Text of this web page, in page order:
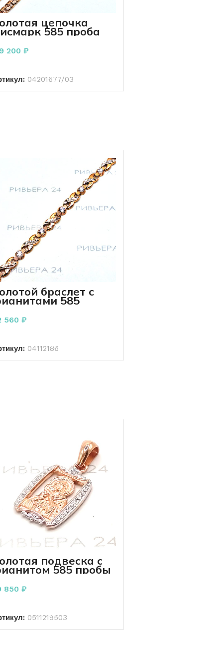
цепочка
585 проба
грамм 50 см
200₽
04201677/03
браслет с
585
6.57 грамм 19
560₽
04112186
подвеска с
585 пробы
грамма
850₽
0511219503